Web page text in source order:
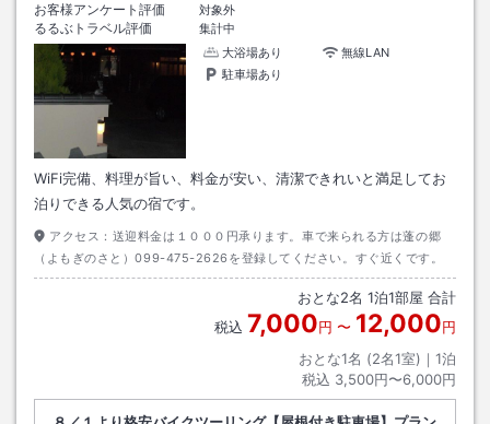
お客様アンケート評価
対象外
るるぶトラベル評価
集計中
大浴場あり
無線LAN
駐車場あり
WiFi完備、料理が旨い、料金が安い、清潔できれいと満足してお
泊りできる人気の宿です。
アクセス： 送迎料金は１０００円承ります。車で来られる方は蓬の郷
（よもぎのさと）099-475-2626を登録してください。すぐ近くです。
おとな2名 1泊1部屋 合計
税込 7,000円 〜 12,000円
おとな1名 (2名1室)｜ 1泊
税込 3,500円〜6,000円